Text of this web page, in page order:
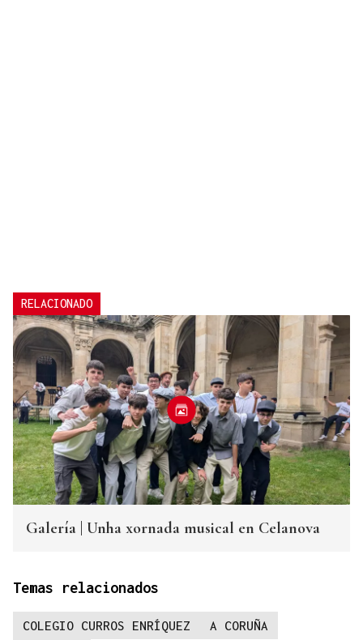
RELACIONADO
Galería | Unha xornada musical en Celanova
Temas relacionados
COLEGIO CURROS ENRÍQUEZ A CORUÑA